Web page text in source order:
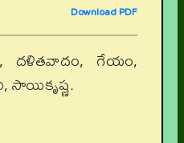
Download PDF
దళితవాదం, గేయం,
సాయికృష్ణ.